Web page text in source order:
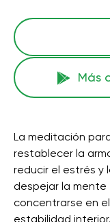
Más
La meditación
restablecer la
reducir el estrés y
despejar la
concentrarse en
estabilidad interior.